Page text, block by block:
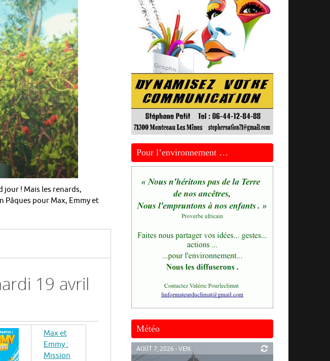
jour ! Mais les renards,
Pâques pour Max, Emmy et
19 avril
Max et
Emmy :
Mission
Pour l’environnement …
Météo
AOÛT 7, 2026 - VEN.